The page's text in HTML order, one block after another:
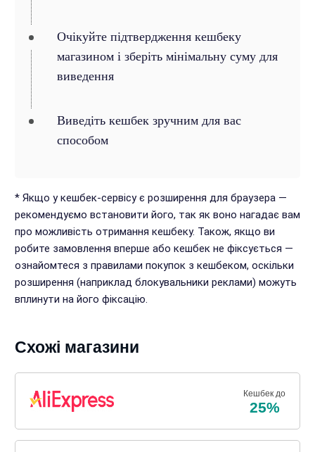
Очікуйте підтвердження кешбеку
магазином і зберіть мінімальну суму для
виведення
Виведіть кешбек зручним для вас
способом
* Якщо у кешбек-сервісу є розширення для браузера —
рекомендуємо встановити його, так як воно нагадає вам
про можливість отримання кешбеку. Також, якщо ви
робите замовлення вперше або кешбек не фіксується —
ознайомтеся з правилами покупок з кешбеком, оскільки
розширення (наприклад блокувальники реклами) можуть
вплинути на його фіксацію.
Схожі магазини
Кешбек до
25%